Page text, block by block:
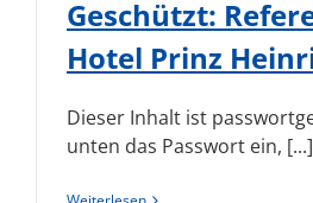
Geschützt:
Hotel Prinz
Dieser Inhalt ist
unten das Passwort ein, [...]